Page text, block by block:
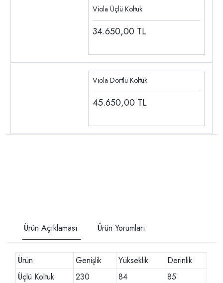
Viola Üçlü Koltuk
34.650,00 TL
Viola Dörtlü Koltuk
45.650,00 TL
Ürün Açıklaması Ürün Yorumları
Ürün Genişlik Yükseklik
Derinlik
Üçlü Koltuk
230 84 85